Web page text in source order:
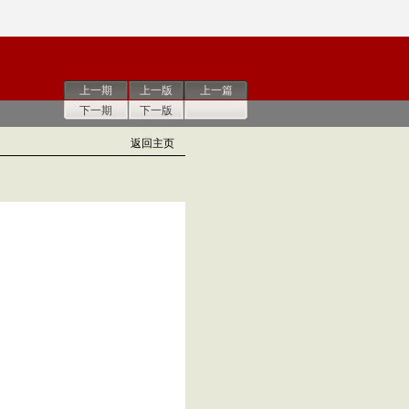
上一期
下一期
上一版
下一版
上一篇
返回主页